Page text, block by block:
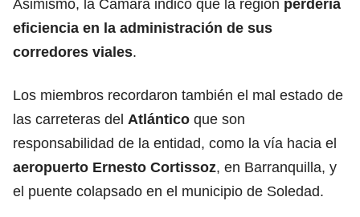
Asimismo, la Cámara indicó que la región perdería
eficiencia en la administración de sus
corredores viales.
Los miembros recordaron también el mal estado de
las carreteras del Atlántico que son
responsabilidad de la entidad, como la vía hacia el
aeropuerto Ernesto Cortissoz, en Barranquilla, y
el puente colapsado en el municipio de Soledad.